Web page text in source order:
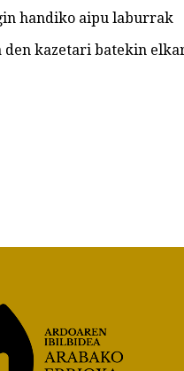
handiko aipu laburrak
den kazetari batekin